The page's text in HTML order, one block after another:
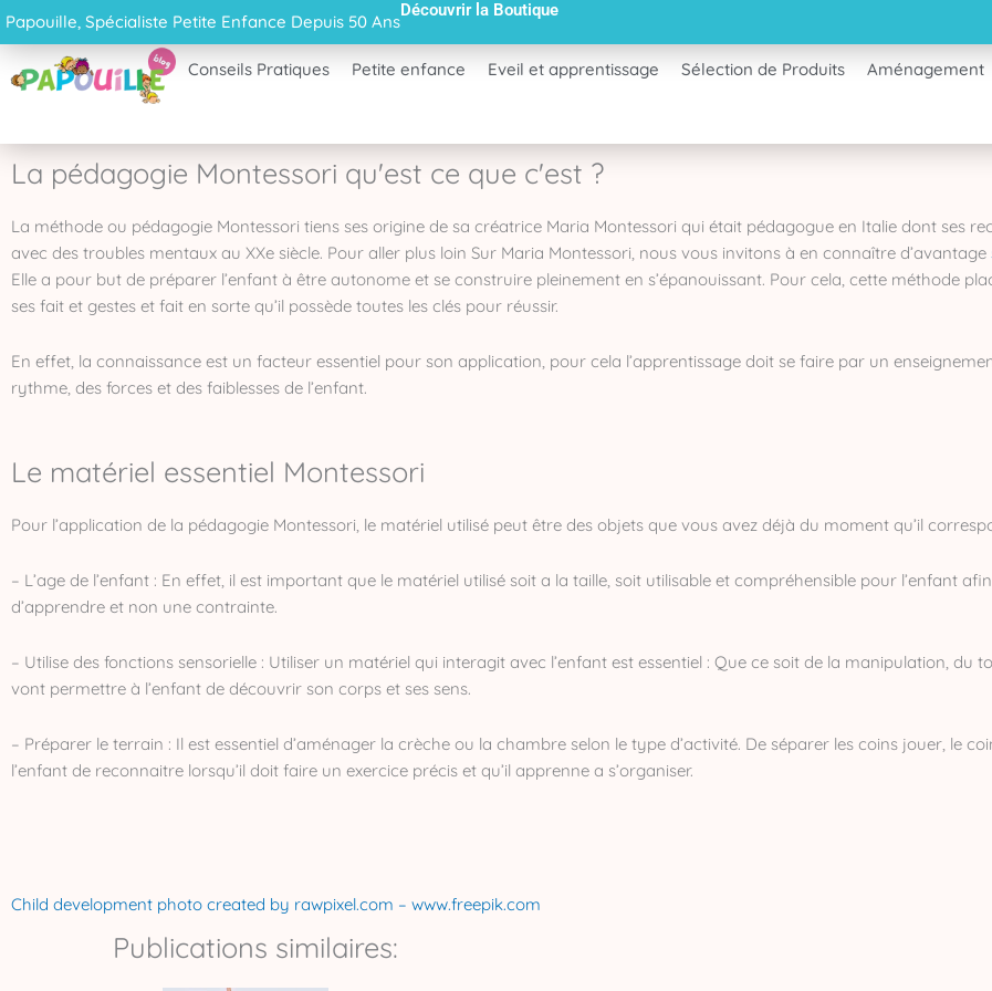
Aller
contenu
Papouille, Spécialiste Petite Enfance Depuis 50 Ans
Découvrir la Boutique
Conseils Pratiques Petite enfance Eveil et apprentissage Sélection de Produits Aménagement
La pédagogie Montessori qu'est ce que c'est ?
La méthode ou pédagogie Montessori tiens ses origine de sa créatrice Maria Montessori qui était pédagogue en Italie dont ses
avec des troubles mentaux au XXe siècle. Pour aller plus loin Sur Maria Montessori, nous vous invitons à en connaître d’avantage
Elle a pour but de préparer l’enfant à être autonome et se construire pleinement en s’épanouissant. Pour cela, cette méthode
ses fait et gestes et fait en sorte qu’il possède toutes les clés pour réussir.
En effet, la connaissance est un facteur essentiel pour son application, pour cela l’apprentissage doit se faire par un
rythme, des forces et des faiblesses de l’enfant.
Le matériel essentiel Montessori
Pour l’application de la pédagogie Montessori, le matériel utilisé peut être des objets que vous avez déjà du moment qu’il
– L’age de l’enfant : En effet, il est important que le matériel utilisé soit a la taille, soit utilisable et compréhensible pour l’enfant
d’apprendre et non une contrainte.
– Utilise des fonctions sensorielle : Utiliser un matériel qui interagit avec l’enfant est essentiel : Que ce soit de la manipulation, du
vont permettre à l’enfant de découvrir son corps et ses sens.
– Préparer le terrain : Il est essentiel d’aménager la crèche ou la chambre selon le type d’activité. De séparer les coins jouer, le
l’enfant de reconnaitre lorsqu’il doit faire un exercice précis et qu’il apprenne a s’organiser.
Child development photo created by rawpixel.com – www.freepik.com
Publications similaires: